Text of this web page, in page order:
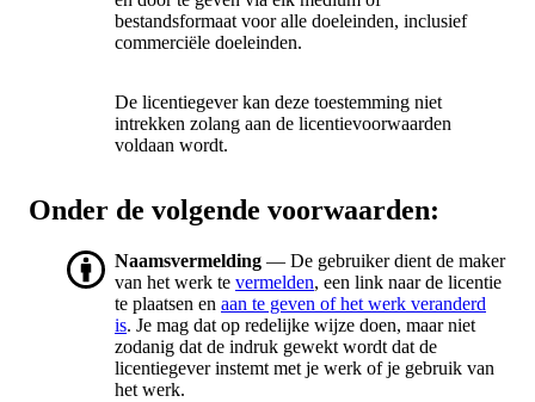
bestandsformaat voor alle doeleinden, inclusief
commerciële doeleinden.
De licentiegever kan deze toestemming niet
intrekken zolang aan de licentievoorwaarden
voldaan wordt.
Onder de volgende voorwaarden:
Naamsvermelding — De gebruiker dient de maker
van het werk te vermelden, een link naar de licentie
te plaatsen en aan te geven of het werk veranderd
is. Je mag dat op redelijke wijze doen, maar niet
zodanig dat de indruk gewekt wordt dat de
licentiegever instemt met je werk of je gebruik van
het werk.